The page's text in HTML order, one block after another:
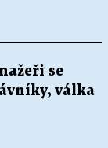
se
válka